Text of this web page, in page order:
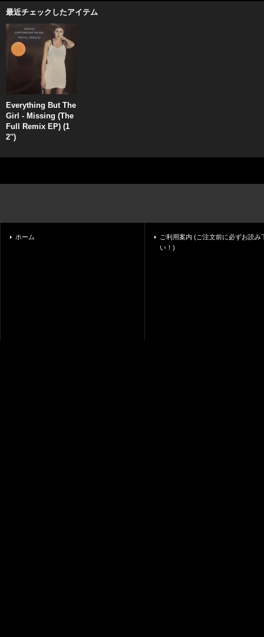
最近チェックしたアイテム
Everything But The
Girl - Missing (The
Full Remix EP) (1
2'')
ホーム
ご利用案内 (ご注文前に必ずお読み
い！)